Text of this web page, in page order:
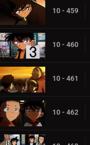
10 - 459
10 - 460
10 - 461
10 - 462